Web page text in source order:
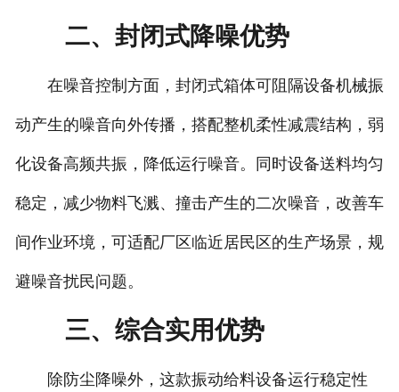
二、封闭式降噪优势
在噪音控制方面，封闭式箱体可阻隔设备机械振
动产生的噪音向外传播，搭配整机柔性减震结构，弱
化设备高频共振，降低运行噪音。同时设备送料均匀
稳定，减少物料飞溅、撞击产生的二次噪音，改善车
间作业环境，可适配厂区临近居民区的生产场景，规
避噪音扰民问题。
三、综合实用优势
除防尘降噪外，这款振动给料设备运行稳定性